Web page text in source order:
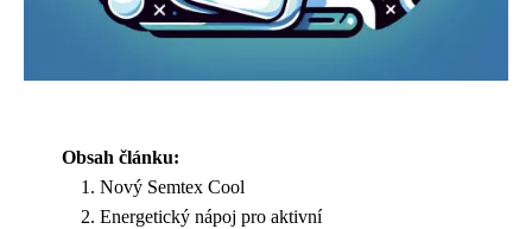
Obsah článku:
Nový Semtex Cool
Energetický nápoj pro aktivní